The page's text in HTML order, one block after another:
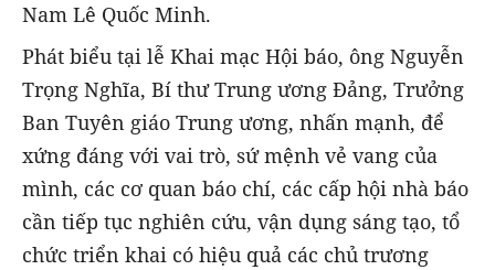
Nam Lê Quốc Minh.
Phát biểu tại lễ Khai mạc Hội báo, ông Nguyễn
Trọng Nghĩa, Bí thư Trung ương Đảng, Trưởng
Ban Tuyên giáo Trung ương, nhấn mạnh, để
xứng đáng với vai trò, sứ mệnh vẻ vang của
mình, các cơ quan báo chí, các cấp hội nhà báo
cần tiếp tục nghiên cứu, vận dụng sáng tạo, tổ
chức triển khai có hiệu quả các chủ trương